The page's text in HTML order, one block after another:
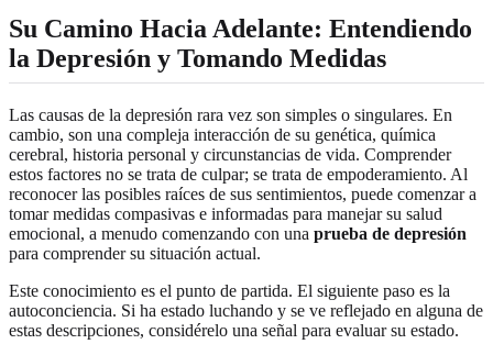
Su Camino Hacia Adelante: Entendiendo
la Depresión y Tomando Medidas
Las causas de la depresión rara vez son simples o singulares. En
cambio, son una compleja interacción de su genética, química
cerebral, historia personal y circunstancias de vida. Comprender
estos factores no se trata de culpar; se trata de empoderamiento. Al
reconocer las posibles raíces de sus sentimientos, puede comenzar a
tomar medidas compasivas e informadas para manejar su salud
emocional, a menudo comenzando con una prueba de depresión
para comprender su situación actual.
Este conocimiento es el punto de partida. El siguiente paso es la
autoconciencia. Si ha estado luchando y se ve reflejado en alguna de
estas descripciones, considérelo una señal para evaluar su estado.